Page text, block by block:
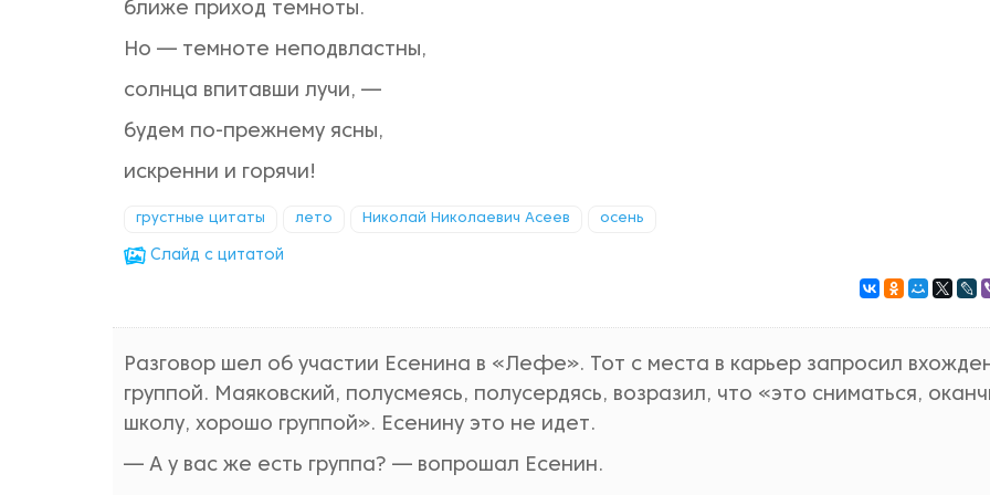
ближе приход темноты.
Но — темноте неподвластны,
солнца впитавши лучи, —
будем по-прежнему ясны,
искренни и горячи!
грустные цитаты лето Николай Николаевич Асеев осень
Cлайд с цитатой
Разговор шел об участии Есенина в «Лефе». Тот с места в карьер запросил
группой. Маяковский, полусмеясь, полусердясь, возразил, что «это сниматься,
школу, хорошо группой». Есенину это не идет.
— A y вас же есть группа? — вопрошал Есенин.